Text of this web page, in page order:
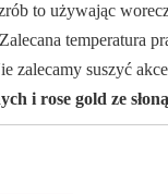
to używając
temperatura
zalecamy suszyć
i rose gold ze